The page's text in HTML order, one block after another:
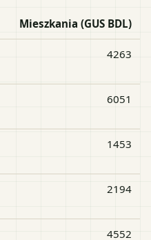
Mieszkania (GUS BDL)
4263
6051
1453
2194
4552